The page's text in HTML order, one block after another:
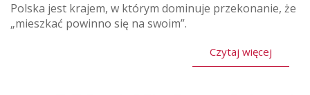
Polska jest krajem, w którym dominuje przekonanie, że
„mieszkać powinno się na swoim”.
Czytaj więcej